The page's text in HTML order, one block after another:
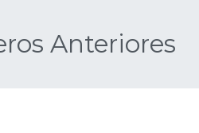
Anteriores